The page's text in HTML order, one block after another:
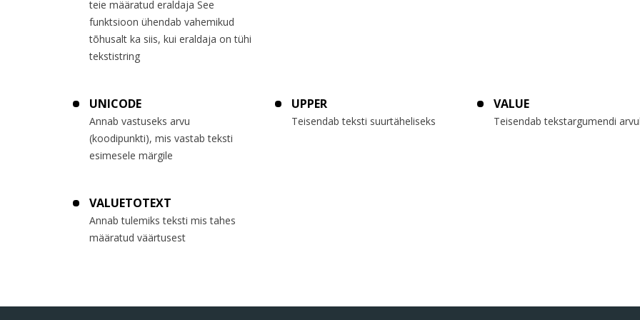
teie määratud eraldaja See
funktsioon ühendab vahemikud
tõhusalt ka siis, kui eraldaja on tühi
tekstistring
UNICODE
Annab vastuseks arvu
(koodipunkti), mis vastab teksti
esimesele märgile
UPPER
Teisendab teksti suurtäheliseks
VALUE
Teisendab tekstargumendi
VALUETOTEXT
Annab tulemiks teksti mis tahes
määratud väärtusest